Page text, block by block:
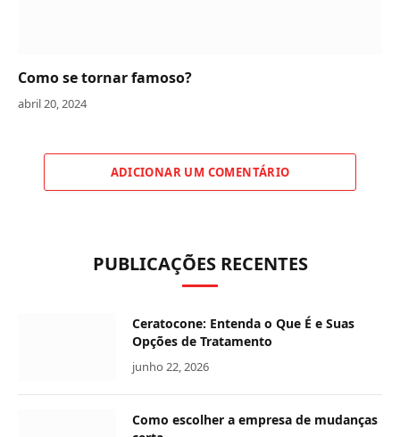
Como se tornar famoso?
abril 20, 2024
ADICIONAR UM COMENTÁRIO
PUBLICAÇÕES RECENTES
Ceratocone: Entenda o Que É e Suas
Opções de Tratamento
junho 22, 2026
Como escolher a empresa de mudanças